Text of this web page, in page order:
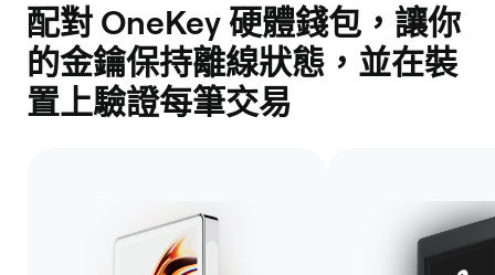
配對 OneKey 硬體錢包，讓你
的金鑰保持離線狀態，並在裝
置上驗證每筆交易